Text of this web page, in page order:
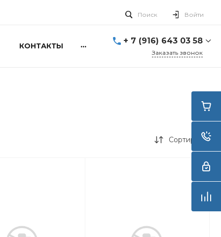
Поиск Войти
КОНТАКТЫ ... + 7 (916) 643 03 58
Живописная, 21, стр.1
Заказать звонок
Сортировка